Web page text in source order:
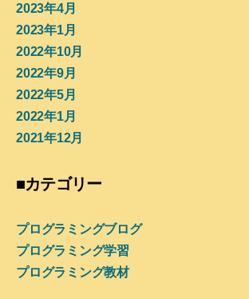
2023年4月
2023年1月
2022年10月
2022年9月
2022年5月
2022年1月
2021年12月
■カテゴリー
プログラミングブログ
プログラミング学習
プログラミング教材